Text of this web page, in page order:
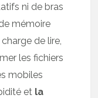
ni de bras
mémoire
de lire,
les fichiers
mobiles
et la